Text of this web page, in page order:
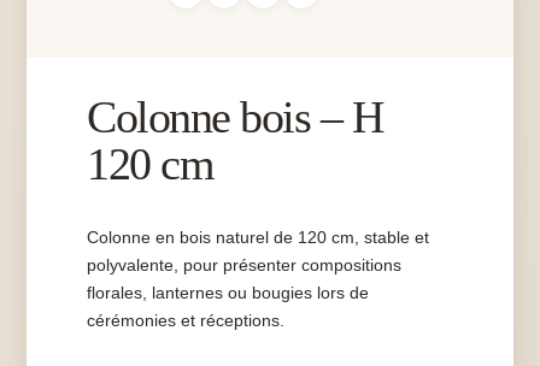
Colonne bois – H
120 cm
Colonne en bois naturel de 120 cm, stable et
polyvalente, pour présenter compositions
florales, lanternes ou bougies lors de
cérémonies et réceptions.